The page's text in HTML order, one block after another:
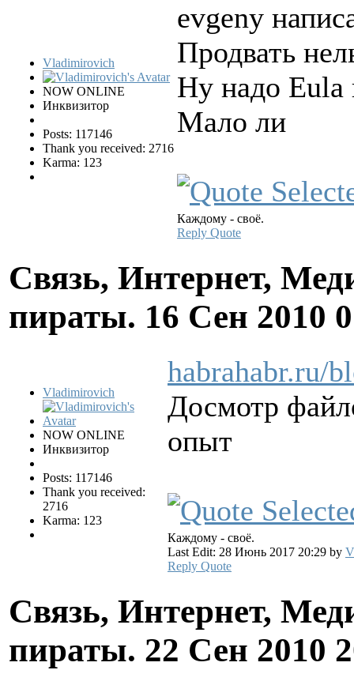
Vladimirovich
NOW ONLINE
Инквизитор
Posts: 117146
Thank you received: 2716
Karma: 123
evgeny
Продвать
Ну надо Eula
Мало ли
Каждому - своё.
Reply Quote
Связь, Интернет,
пираты. 16 Сен 2010
Vladimirovich
NOW ONLINE
Инквизитор
Posts: 117146
Thank you received:
2716
Karma: 123
habrahabr.ru/
Досмотр
опыт
Каждому - своё.
Last Edit: 28 Июнь 2017 20:29 by
Reply Quote
Связь, Интернет,
пираты. 22 Сен 2010